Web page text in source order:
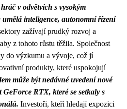
v odvětvích s vysokým
inteligence, autonomní řízení
zažívají prudký rozvoj a
z tohoto růstu těžila. Společnost
do výzkumu a vývoje, což jí
produkty, které uspokojují
může být nedávné uvedení nové
RTX, které se setkaly s
Investoři, kteří hledají expozici